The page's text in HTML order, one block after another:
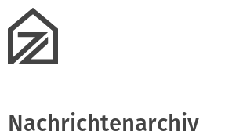
Nachrichtenarchiv